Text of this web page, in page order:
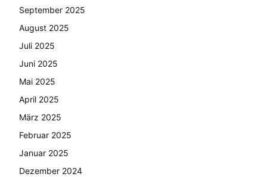
September 2025
August 2025
Juli 2025
Juni 2025
Mai 2025
April 2025
März 2025
Februar 2025
Januar 2025
Dezember 2024